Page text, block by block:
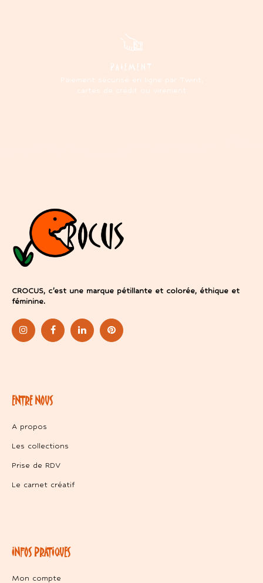
PAIEMENT
Paiement sécurisé en ligne par Twint,
cartes de crédit ou virement
CROCUS, c’est une marque pétillante et colorée, éthique et
féminine.
ENTRE NOUS
A propos
Les collections
Prise de RDV
Le carnet créatif
INFOS PRATIQUES
Mon compte